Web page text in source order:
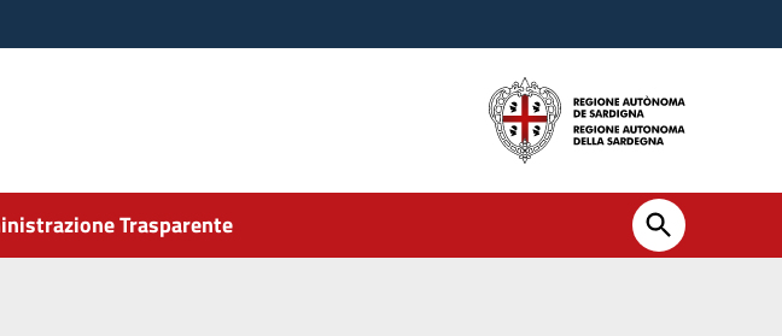
Trasparente